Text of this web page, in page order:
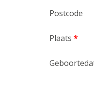
Postcode
Plaats *